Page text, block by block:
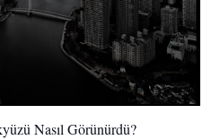
Nasıl Görünürdü?